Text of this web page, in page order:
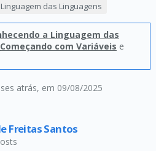
atrás, em 09/08/2025
das Linguagens
a Linguagem das
Começando com Variáveis e
Freitas Santos